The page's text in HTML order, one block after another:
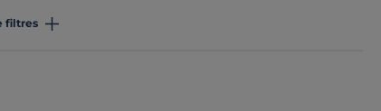
filtres